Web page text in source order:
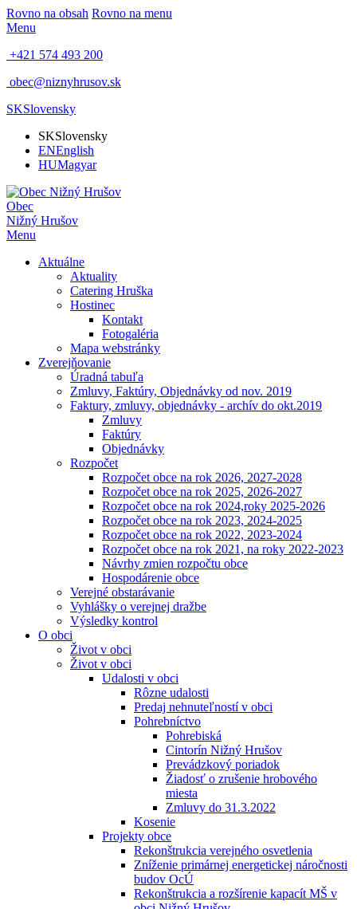
Rovno na obsah Rovno na menu
Menu
+421 574 493 200
obec@niznyhrusov.sk
SKSlovensky
SKSlovensky
ENEnglish
HUMagyar
Obec
Nižný Hrušov
Menu
Aktuálne
Aktuality
Catering Hruška
Hostinec
Kontakt
Fotogaléria
Mapa webstránky
Zverejňovanie
Úradná tabuľa
Zmluvy, Faktúry, Objednávky od nov. 2019
Faktury, zmluvy, objednávky - archív do okt.2019
Zmluvy
Faktúry
Objednávky
Rozpočet
Rozpočet obce na rok 2026, 2027-2028
Rozpočet obce na rok 2025, 2026-2027
Rozpočet obce na rok 2024,roky 2025-2026
Rozpočet obce na rok 2023, 2024-2025
Rozpočet obce na rok 2022, 2023-2024
Rozpočet obce na rok 2021, na roky 2022-2023
Návrhy zmien rozpočtu obce
Hospodárenie obce
Verejné obstarávanie
Vyhlášky o verejnej dražbe
Výsledky kontrol
O obci
Život v obci
Život v obci
Udalosti v obci
Rôzne udalosti
Predaj nehnuteľností v obci
Pohrebníctvo
Pohrebiská
Cintorín Nižný Hrušov
Prevádzkový poriadok
Žiadosť o zrušenie hrobového
miesta
Zmluvy do 31.3.2022
Kosenie
Projekty obce
Rekonštrukcia verejného osvetlenia
Zníženie primárnej energetickej náročnosti
budov OcÚ
Rekonštrukcia a rozšírenie kapacít MŠ v